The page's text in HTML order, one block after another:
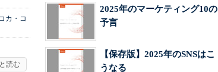
カ・コ
2025年のマーケティング10の
予言
【保存版】2025年のSNSはこ
うなる